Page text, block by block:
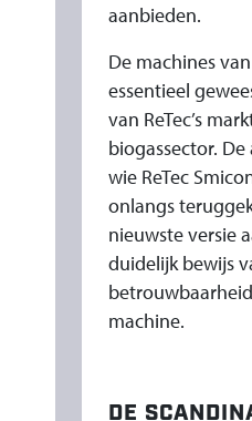
aanbieden.
De machines
essentieel
van ReTec’s
biogassector.
wie ReTec
onlangs
nieuwste versie
duidelijk bewijs
machine.
DE